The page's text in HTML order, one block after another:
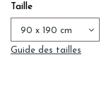
Taille
Guide des tailles